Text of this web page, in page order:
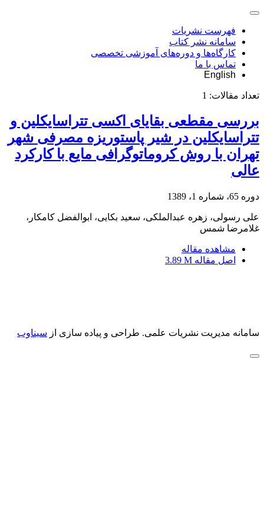
فهرست نشریات
سامانه نشر کتاب
کارگاه‌ها و دوره‌های آموزشی تخصصی
تماس با ما
English
تعداد مقالات: 1
بررسی مقطعی بقایای اکسی تتراسایکلین و
تتراسایکلین در شیر پاستوریزه مصرفی شهر
تهران با روش کروماتوگرافی مایع با کارکرد
عالی
دوره 65، شماره 1، 1389
علی رسولی، زهره عبدالملکی، سعید بکایی، ابوالفضل کامکار،
غلامرضا شمس
مشاهده مقاله
اصل مقاله 3.89 M
سامانه مدیریت نشریات علمی. طراحی و پیاده سازی از سیناوب